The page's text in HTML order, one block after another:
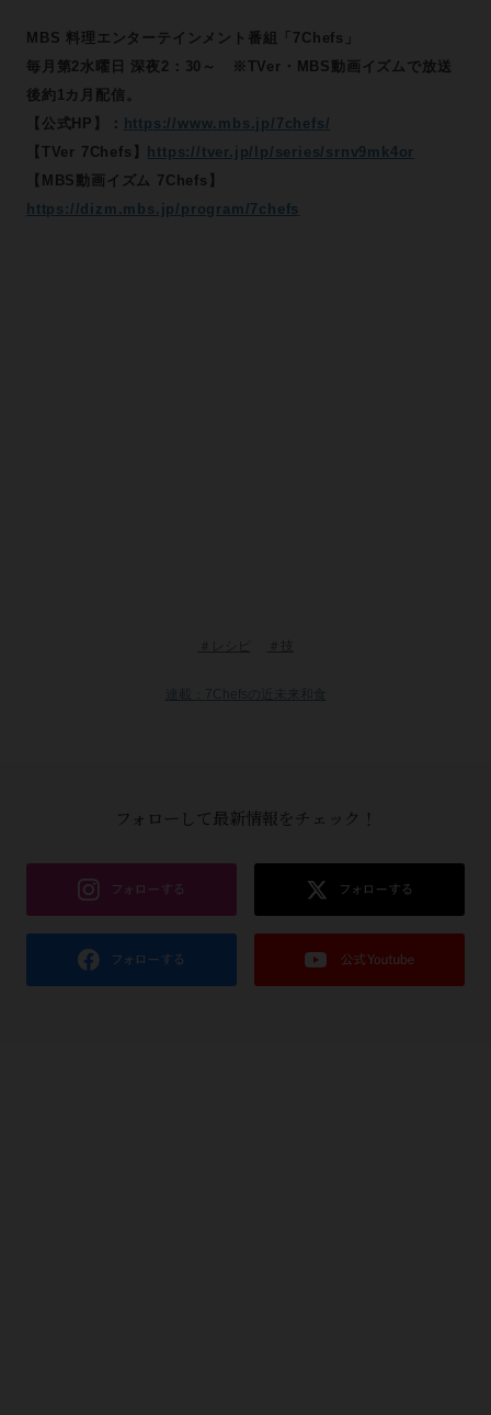
MBS 料理エンターテインメント番組「7Chefs」
毎月第2水曜日 深夜2：30～ ※TVer・MBS動画イズムで放送
後約1カ月配信。
【公式HP】： https://www.mbs.jp/7chefs/
【TVer 7Chefs】 https://tver.jp/lp/series/srnv9mk4or
【MBS動画イズム 7Chefs】
https://dizm.mbs.jp/program/7chefs
連載：7Chefsの近未来和食
フォローして最新情報をチェック！